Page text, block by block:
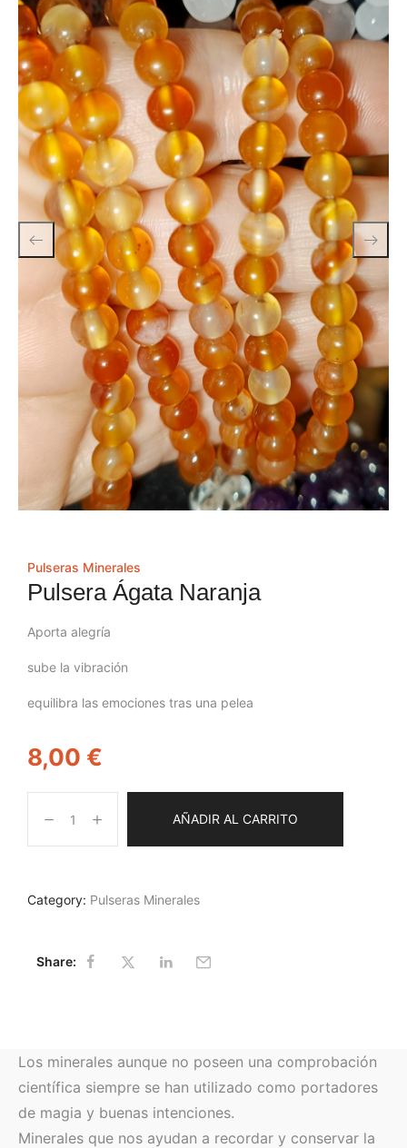
Pulseras Minerales
Pulsera Ágata Naranja
Aporta alegría
sube la vibración
equilibra las emociones tras una pelea
8,00 €
AÑADIR AL CARRITO
Category: Pulseras Minerales
Share:
Los minerales aunque no poseen una comprobación
científica siempre se han utilizado como portadores
de magia y buenas intenciones.
Minerales que nos ayudan a recordar y conservar la